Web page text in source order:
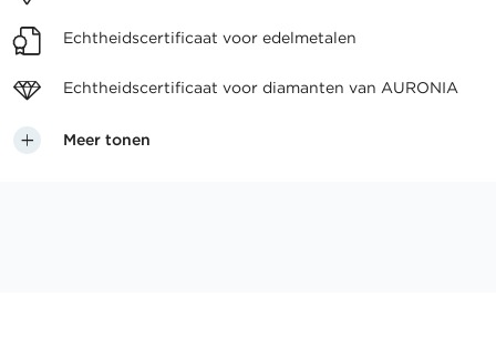
Echtheidscertificaat voor edelmetalen
Echtheidscertificaat voor diamanten van AURONIA
Meer tonen